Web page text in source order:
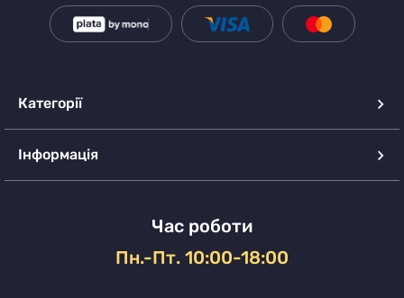
Категорії
Інформація
Час роботи
Пн.-Пт. 10:00-18:00